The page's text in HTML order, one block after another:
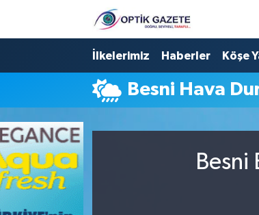
İlkelerimiz Haberler Köşe
Besni Hava
Besni
Nöbetçi Eczaneler
Hava Durumu
İstanbul Namaz Vakitleri
Trafik Durumu
Süper Lig Puan Durumu ve Fikstür